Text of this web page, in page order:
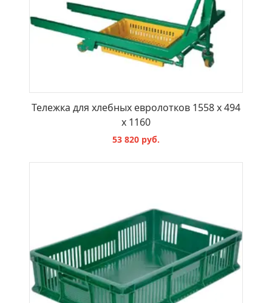
Тележка для хлебных евролотков 1558 x 494
x 1160
53 820 руб.